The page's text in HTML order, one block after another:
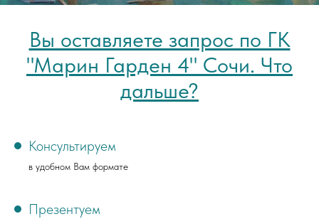
Вы оставляете запрос по ГК
"Марин Гарден 4" Сочи. Что
дальше?
Консультируем
в удобном Вам формате
Презентуем